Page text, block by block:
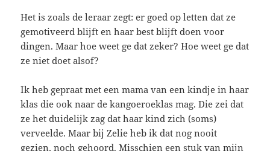
Het is zoals de leraar zegt: er goed op letten dat ze
gemotiveerd blijft en haar best blijft doen voor
dingen. Maar hoe weet ge dat zeker? Hoe weet ge dat
ze niet doet alsof?
Ik heb gepraat met een mama van een kindje in haar
klas die ook naar de kangoeroeklas mag. Die zei dat
ze het duidelijk zag dat haar kind zich (soms)
verveelde. Maar bij Zelie heb ik dat nog nooit
gezien, noch gehoord. Misschien een stuk van mijn